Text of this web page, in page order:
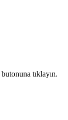
butonuna tıklayın.